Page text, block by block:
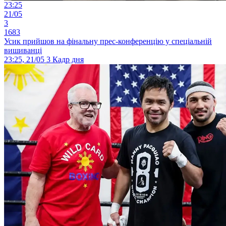
23:25
21/05
3
1683
Усик прийшов на фінальну прес-конференцію у спеціальній
вишиванці
23:25, 21/05 3 Кадр дня